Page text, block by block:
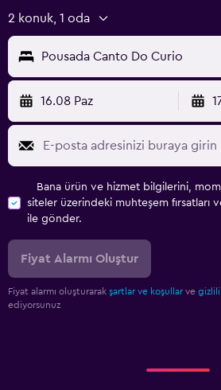
2 konuk, 1 oda
Pousada Canto Do Curio
16.08 Paz
Bana ürün ve hizmet bilgilerini,
siteler üzerindeki muhteşem fırsatları
ile gönder.
Fiyat Alarmı Oluştur
Fiyat alarmı oluşturarak şartlar ve koşullar ve
ediyorsunuz